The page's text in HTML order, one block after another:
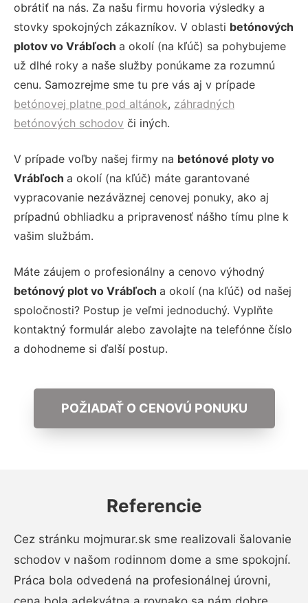
obrátiť na nás. Za našu firmu hovoria výsledky a
stovky spokojných zákazníkov. V oblasti betónových
plotov vo Vrábľoch a okolí (na kľúč) sa pohybujeme
už dlhé roky a naše služby ponúkame za rozumnú
cenu. Samozrejme sme tu pre vás aj v prípade
betónovej platne pod altánok, záhradných
betónových schodov či iných.
V prípade voľby našej firmy na betónové ploty vo
Vrábľoch a okolí (na kľúč) máte garantované
vypracovanie nezáväznej cenovej ponuky, ako aj
prípadnú obhliadku a pripravenosť nášho tímu plne k
vašim službám.
Máte záujem o profesionálny a cenovo výhodný
betónový plot vo Vrábľoch a okolí (na kľúč) od našej
spoločnosti? Postup je veľmi jednoduchý. Vyplňte
kontaktný formulár alebo zavolajte na telefónne číslo
a dohodneme si ďalší postup.
POŽIADAŤ O CENOVÚ PONUKU
Referencie
Cez stránku mojmurar.sk sme realizovali šalovanie
schodov v našom rodinnom dome a sme spokojní.
Práca bola odvedená na profesionálnej úrovni,